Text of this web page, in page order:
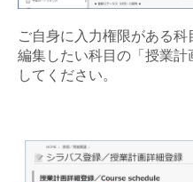
ご自身に入力権限がある科
編集したい科目の「授業
してください。